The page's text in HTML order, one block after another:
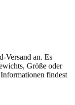
Versand an. Es
Größe oder
findest